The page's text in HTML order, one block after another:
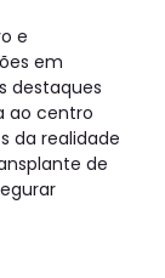
e
em
destaques
ao centro
da realidade
de